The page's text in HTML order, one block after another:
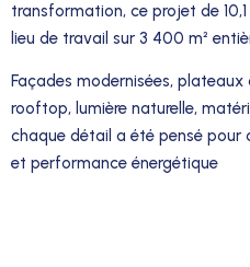
transformation, ce projet de
lieu de travail sur 3 400 m²
Façades modernisées,
rooftop, lumière naturelle,
chaque détail a été pensé pour
et performance énergétique